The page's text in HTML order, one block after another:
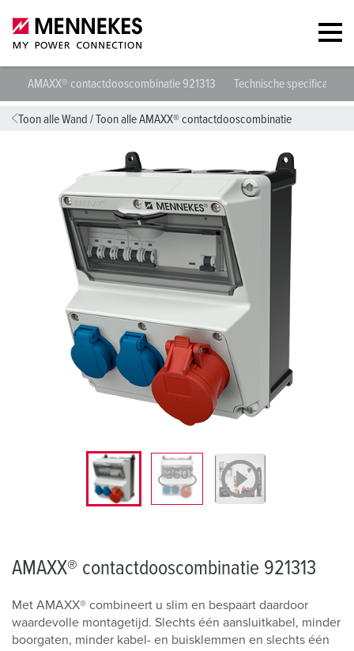
AMAXX® contactdooscombinatie 921313 Technische specificaties
Toon alle Wand /Toon alle AMAXX® contactdooscombinatie
AMAXX® contactdooscombinatie 921313
Met AMAXX® combineert u slim en bespaart daardoor
waardevolle montagetijd. Slechts één aansluitkabel, minder
boorgaten, minder kabel- en buisklemmen en slechts één